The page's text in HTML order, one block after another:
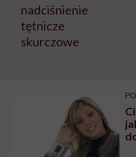
nadciśnienie
tętnicze
skurczowe